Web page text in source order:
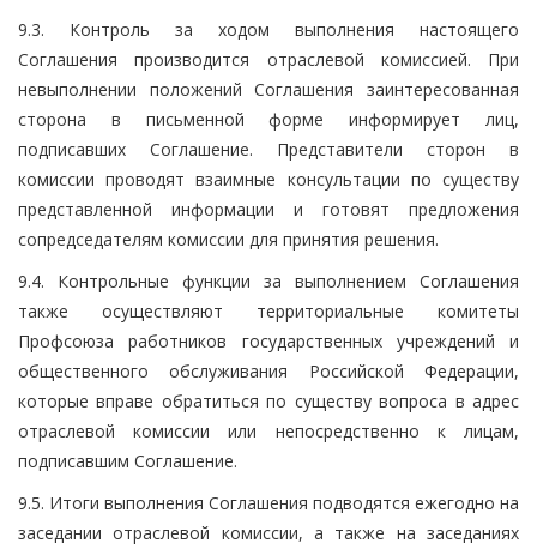
9.3. Контроль за ходом выполнения настоящего
Соглашения производится отраслевой комиссией. При
невыполнении положений Соглашения заинтересованная
сторона в письменной форме информирует лиц,
подписавших Соглашение. Представители сторон в
комиссии проводят взаимные консультации по существу
представленной информации и готовят предложения
сопредседателям комиссии для принятия решения.
9.4. Контрольные функции за выполнением Соглашения
также осуществляют территориальные комитеты
Профсоюза работников государственных учреждений и
общественного обслуживания Российской Федерации,
которые вправе обратиться по существу вопроса в адрес
отраслевой комиссии или непосредственно к лицам,
подписавшим Соглашение.
9.5. Итоги выполнения Соглашения подводятся ежегодно на
заседании отраслевой комиссии, а также на заседаниях